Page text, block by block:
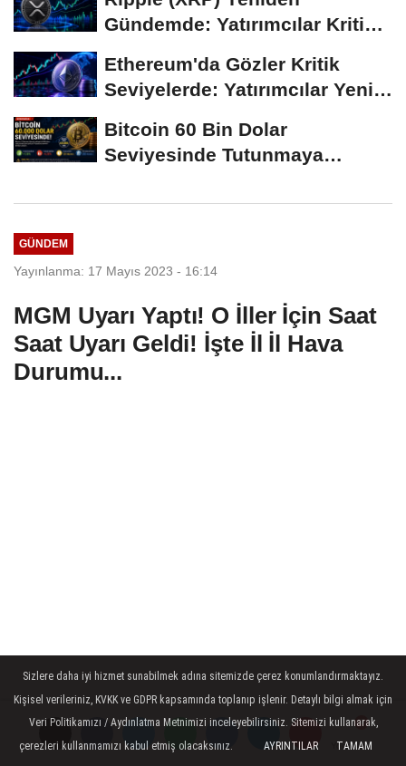
Yorumlar
Yorumlar
Gündemde: Yatırımcılar Kritik
Ethereum'da Gözler Kritik
Seviyelerde: Yatırımcılar Yeni
Bitcoin 60 Bin Dolar
Seviyesinde Tutunmaya
GÜNDEM
Yayınlanma: 17 Mayıs 2023 - 16:14
MGM Uyarı Yaptı! O İller İçin Saat
Saat Uyarı Geldi! İşte İl İl Hava
Durumu...
Yorumlar
Sizlere daha iyi hizmet sunabilmek adına sitemizde çerez konumlandırmaktayız.
Kişisel verileriniz, KVKK ve GDPR kapsamında toplanıp işlenir. Detaylı bilgi almak için
Veri Politikamızı / Aydınlatma Metnimizi inceleyebilirsiniz. Sitemizi kullanarak,
çerezleri kullanmamızı kabul etmiş olacaksınız.
AYRINTILAR TAMAM